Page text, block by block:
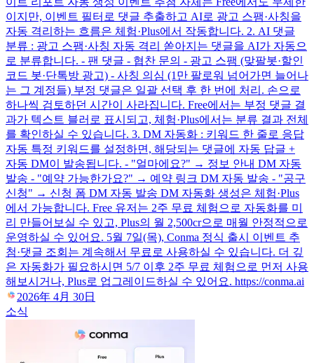
이지만, 이벤트 필터로 댓글 추출하고 AI로 광고 스팸·사칭을
자동 격리하는 흐름은 체험·Plus에서 작동합니다. 2. AI 댓글
분류 : 광고 스팸·사칭 자동 격리 쏟아지는 댓글을 AI가 자동으
로 분류합니다. - 팬 댓글 - 협찬 문의 - 광고 스팸 (맞팔봇·할인
코드 봇·단톡방 광고) - 사칭 의심 (1만 팔로워 넘어가면 늘어나
는 그 계정들) 부정 댓글은 일괄 선택 후 한 번에 처리. 손으로
하나씩 검토하던 시간이 사라집니다. Free에서는 부정 댓글 결
과가 텍스트 블러로 표시되고, 체험·Plus에서는 분류 결과 전체
를 확인하실 수 있습니다. 3. DM 자동화 : 키워드 한 줄로 응답
자동 특정 키워드를 설정하면, 해당되는 댓글에 자동 답글 +
자동 DM이 발송됩니다. - "얼마에요?" → 정보 안내 DM 자동
발송 - "예약 가능한가요?" → 예약 링크 DM 자동 발송 - "공구
신청" → 신청 폼 DM 자동 발송 DM 자동화 생성은 체험·Plus
에서 가능합니다. Free 유저는 2주 무료 체험으로 자동화를 미
리 만들어보실 수 있고, Plus의 월 2,500cr으로 매월 안정적으로
운영하실 수 있어요. 5월 7일(목), Conma 정식 출시 이벤트 추
첨·댓글 조회는 계속해서 무료로 사용하실 수 있습니다. 더 깊
은 자동화가 필요하시면 5/7 이후 2주 무료 체험으로 먼저 사용
해보시거나, Plus로 업그레이드하실 수 있어요. https://conma.ai
2026年 4月 30日
소식